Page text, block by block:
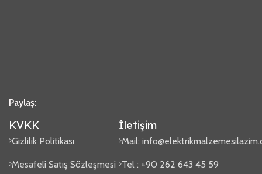
Paylaş:
KVKK
Gizlilik Politikası
Mesafeli Satış Sözleşmesi
İletişim
Mail:
Tel : +90 262 643 45 59